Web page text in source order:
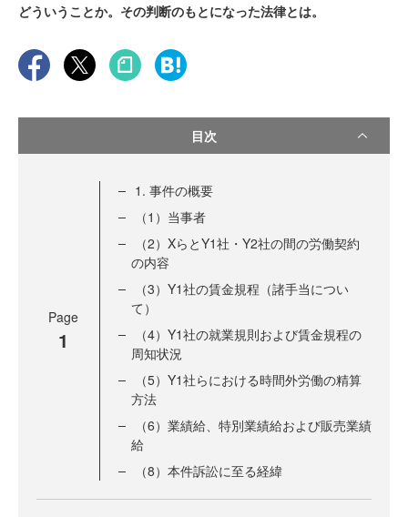
どういうことか。その判断のもとになった法律とは。
目次
Page
1
1. 事件の概要
（1）当事者
（2）XらとY1社・Y2社の間の労働契約
の内容
（3）Y1社の賃金規程（諸手当につい
て）
（4）Y1社の就業規則および賃金規程の
周知状況
（5）Y1社らにおける時間外労働の精算
方法
（6）業績給、特別業績給および販売業績
給
（8）本件訴訟に至る経緯